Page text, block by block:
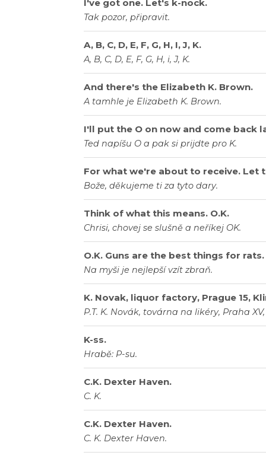
I've got one. Let's k-nock.
Tak pozor, připravit.
A, B, C, D, E, F, G, H, I, J, K.
A, B, C, D, E, F, G, H, i, J, K.
And there's the Elizabeth K. Brown.
A tamhle je Elizabeth K. Brown.
I'll put the O on now and come back
Ted napíšu O a pak si prijdte pro K.
For what we're about to receive. Let
Bože, děkujeme ti za tyto dary.
Think of what this means. O.K.
Chrisi, chovej se slušně a neříkej OK.
O.K. Guns are the best things for rats.
Na myši je nejlepší vzít zbraň.
K. Novak, liquor factory, Prague 15,
P.T. K. Novák, továrna na likéry, Praha
K-ss.
Hrabě: P-su.
C.K. Dexter Haven.
C. K.
C.K. Dexter Haven.
C. K. Dexter Haven.